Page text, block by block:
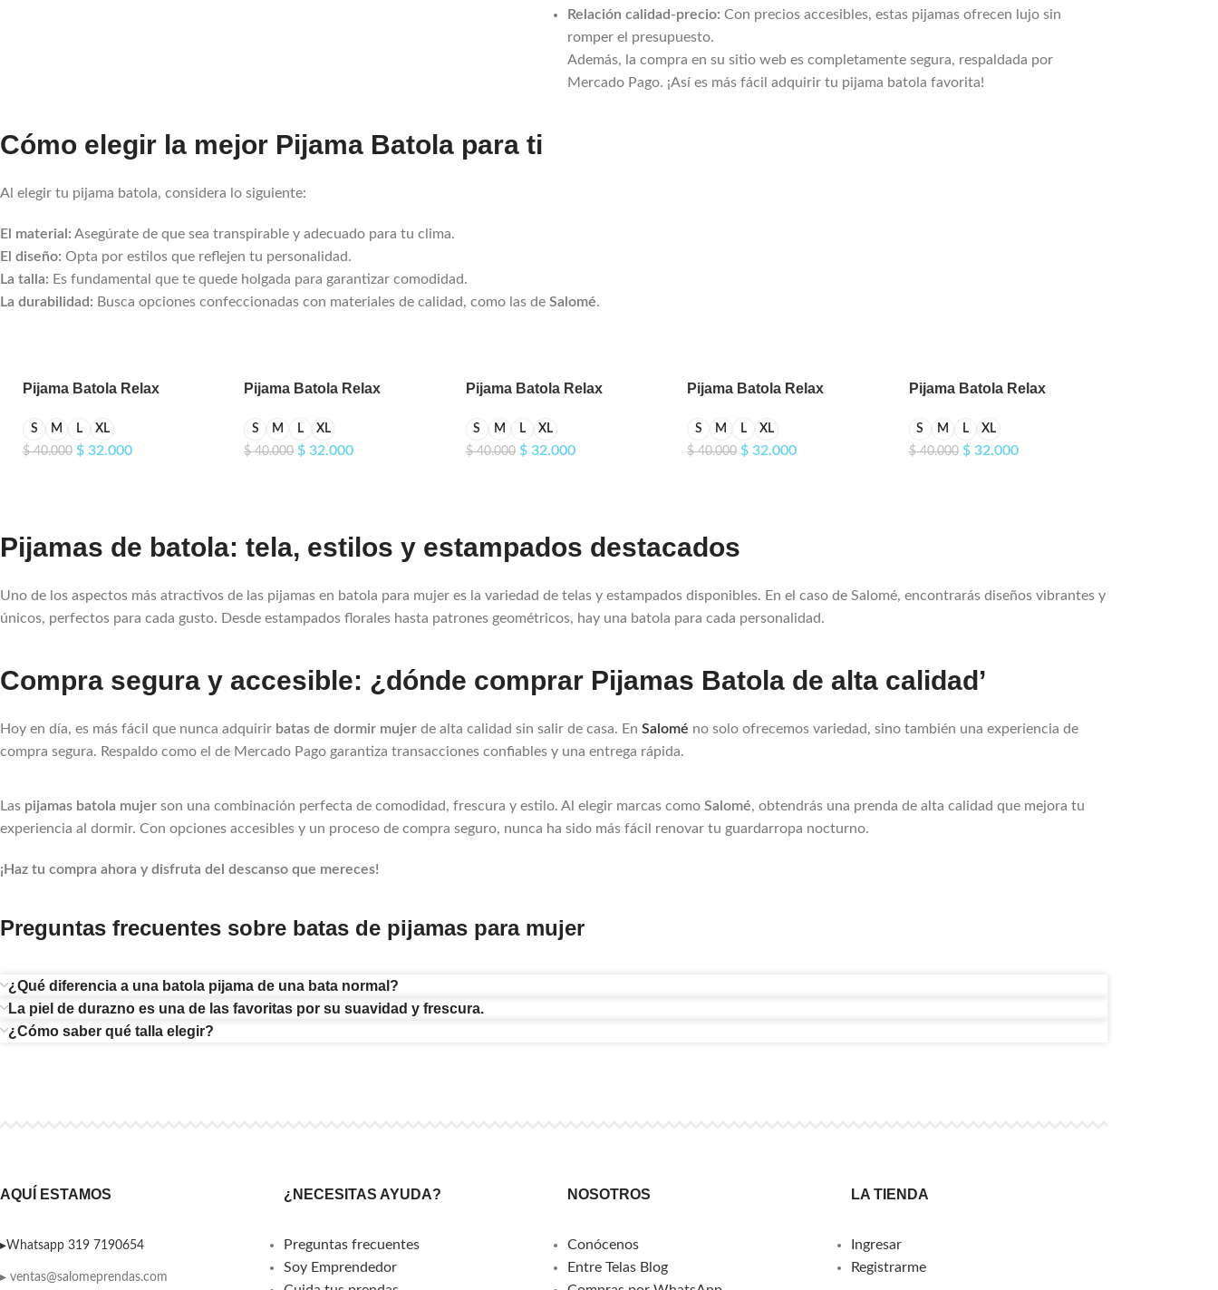
Relación calidad-precio: Con precios accesibles, estas pijamas ofrecen lujo sin
romper el presupuesto.
Además, la compra en su sitio web es completamente segura, respaldada por
Mercado Pago. ¡Así es más fácil adquirir tu pijama batola favorita!
Cómo elegir la mejor Pijama Batola para ti
Al elegir tu pijama batola, considera lo siguiente:
El material: Asegúrate de que sea transpirable y adecuado para tu clima.
El diseño: Opta por estilos que reflejen tu personalidad.
La talla: Es fundamental que te quede holgada para garantizar comodidad.
La durabilidad: Busca opciones confeccionadas con materiales de calidad, como las de Salomé.
Pijama Batola Relax
S M L XL
$40.000 $ 32.000
Pijama Batola Relax
S M L XL
$40.000 $ 32.000
Pijama Batola Relax
S M L XL
$40.000 $32.000
Pijama Batola Relax
S M L XL
$40.000 $ 32.000
Pijama Batola Relax
S M L XL
$40.000 $32.000
Pijamas de batola: tela, estilos y estampados destacados
Uno de los aspectos más atractivos de las pijamas en batola para mujer es la variedad de telas y estampados disponibles. En el caso de Salomé, encontrarás diseños vibrantes y
únicos, perfectos para cada gusto. Desde estampados florales hasta patrones geométricos, hay una batola para cada personalidad.
Compra segura y accesible: ¿dónde comprar Pijamas Batola de alta calidad’
Hoy en día, es más fácil que nunca adquirir batas de dormir mujer de alta calidad sin salir de casa. En Salomé no solo ofrecemos variedad, sino también una experiencia de
compra segura. Respaldo como el de Mercado Pago garantiza transacciones confiables y una entrega rápida.
Las pijamas batola mujer son una combinación perfecta de comodidad, frescura y estilo. Al elegir marcas como Salomé, obtendrás una prenda de alta calidad que mejora tu
experiencia al dormir. Con opciones accesibles y un proceso de compra seguro, nunca ha sido más fácil renovar tu guardarropa nocturno.
¡Haz tu compra ahora y disfruta del descanso que mereces!
Preguntas frecuentes sobre batas de pijamas para mujer
¿Qué diferencia a una batola pijama de una bata normal?
La piel de durazno es una de las favoritas por su suavidad y frescura.
¿Cómo saber qué talla elegir?
AQUÍ ESTAMOS
▸Whatsapp 319 7190654
▸ ventas@salomeprendas.com
¿NECESITAS AYUDA?
Preguntas frecuentes
Soy Emprendedor
NOSOTROS
Conócenos
Entre Telas Blog
LA TIENDA
Ingresar
Registrarme